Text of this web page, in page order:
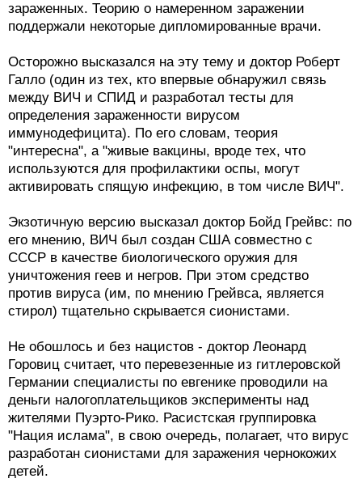
зараженных. Теорию о намеренном заражении
поддержали некоторые дипломированные врачи.
Осторожно высказался на эту тему и доктор Роберт
Галло (один из тех, кто впервые обнаружил связь
между ВИЧ и СПИД и разработал тесты для
определения зараженности вирусом
иммунодефицита). По его словам, теория
"интересна", а "живые вакцины, вроде тех, что
используются для профилактики оспы, могут
активировать спящую инфекцию, в том числе ВИЧ".
Экзотичную версию высказал доктор Бойд Грейвс: по
его мнению, ВИЧ был создан США совместно с
СССР в качестве биологического оружия для
уничтожения геев и негров. При этом средство
против вируса (им, по мнению Грейвса, является
стирол) тщательно скрывается сионистами.
Не обошлось и без нацистов - доктор Леонард
Горовиц считает, что перевезенные из гитлеровской
Германии специалисты по евгенике проводили на
деньги налогоплательщиков эксперименты над
жителями Пуэрто-Рико. Расистская группировка
"Нация ислама", в свою очередь, полагает, что вирус
разработан сионистами для заражения чернокожих
детей.